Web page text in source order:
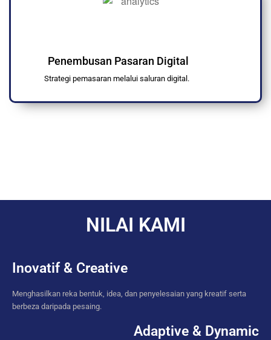
Penembusan Pasaran Digital
Strategi pemasaran melalui saluran digital.
NILAI KAMI
Inovatif & Creative
Menghasilkan reka bentuk, idea, dan penyelesaian yang kreatif serta
berbeza daripada pesaing.
Adaptive & Dynamic